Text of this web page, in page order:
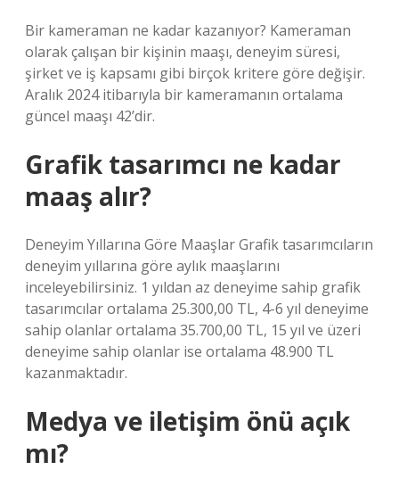
Bir kameraman ne kadar kazanıyor? Kameraman
olarak çalışan bir kişinin maaşı, deneyim süresi,
şirket ve iş kapsamı gibi birçok kritere göre değişir.
Aralık 2024 itibarıyla bir kameramanın ortalama
güncel maaşı 42’dir.
Grafik tasarımcı ne kadar
maaş alır?
Deneyim Yıllarına Göre Maaşlar Grafik tasarımcıların
deneyim yıllarına göre aylık maaşlarını
inceleyebilirsiniz. 1 yıldan az deneyime sahip grafik
tasarımcılar ortalama 25.300,00 TL, 4-6 yıl deneyime
sahip olanlar ortalama 35.700,00 TL, 15 yıl ve üzeri
deneyime sahip olanlar ise ortalama 48.900 TL
kazanmaktadır.
Medya ve iletişim önü açık
mı?